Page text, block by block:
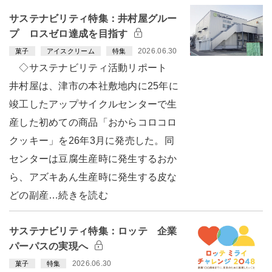
サステナビリティ特集：井村屋グルー
プ ロスゼロ達成を目指す
菓子 アイスクリーム 特集 2026.06.30
◇サステナビリティ活動リポート
井村屋は、津市の本社敷地内に25年に
竣工したアップサイクルセンターで生
産した初めての商品「おからコロコロ
クッキー」を26年3月に発売した。同
センターは豆腐生産時に発生するおか
ら、アズキあん生産時に発生する皮な
どの副産…続きを読む
サステナビリティ特集：ロッテ 企業
パーパスの実現へ
菓子 特集 2026.06.30